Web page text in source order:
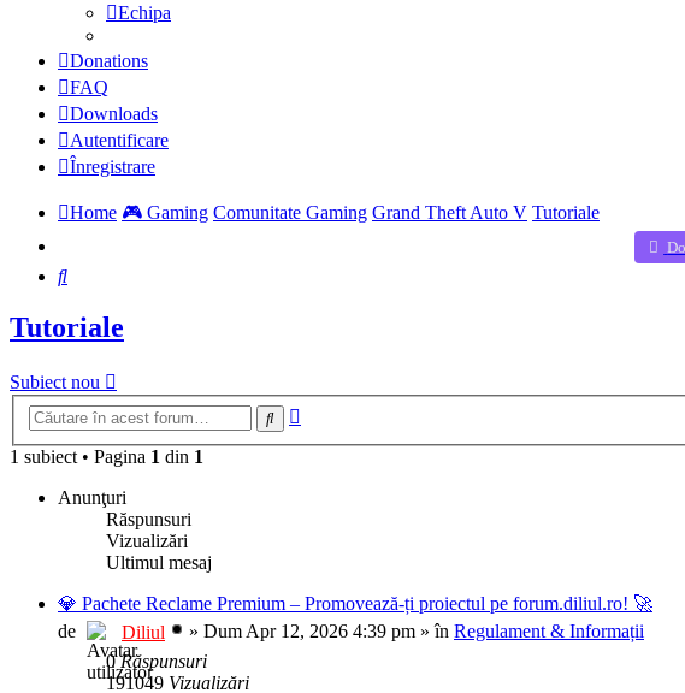
Echipa
Donations
FAQ
Downloads
Autentificare
Înregistrare
Home 🎮 Gaming Comunitate Gaming Grand Theft Auto V Tutoriale
Căutare
Tutoriale
Subiect nou
Căutare
1 subiect• Pagina 1 din 1
Anunţuri
Răspunsuri
Vizualizări
Ultimul mesaj
💎 Pachete Reclame Premium – Promovează-ți proiectul pe forum.diliul.ro! 🚀
de
Diliul » Dum Apr 12, 2026 4:39 pm » în Regulament & Informații
0Răspunsuri
191049 Vizualizări